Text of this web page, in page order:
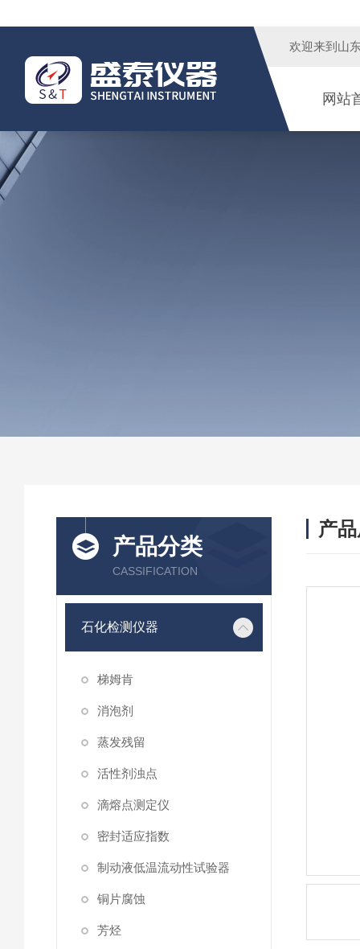
欢迎来到 山
网站
产品分类
CASSIFICATION
石化检测仪器
梯姆肯
消泡剂
蒸发残留
活性剂浊点
滴熔点测定仪
密封适应指数
制动液低温流动性试验器
铜片腐蚀
芳烃
产